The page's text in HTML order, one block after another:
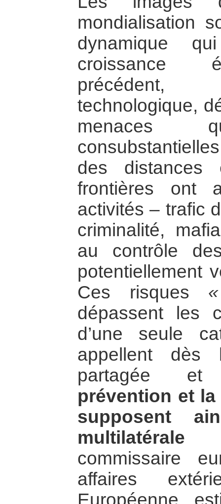
mondialisation
dynamique
croissance
précédent,
technologique,
des distances
frontières ont
activités – trafic
criminalité,
au contrôle
potentiellement
Ces risques
dépassent les
d’une seule
appellent dès
partagée
prévention et
supposent
multilatérale
commissaire
affaires
Européenne,